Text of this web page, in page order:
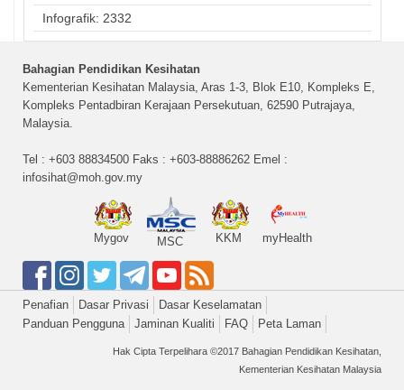
Infografik: 2332
Bahagian Pendidikan Kesihatan
Kementerian Kesihatan Malaysia, Aras 1-3, Blok E10, Kompleks E,
Kompleks Pentadbiran Kerajaan Persekutuan, 62590 Putrajaya,
Malaysia.
Tel : +603 88834500 Faks : +603-88886262 Emel :
infosihat@moh.gov.my
Mygov MSC KKM myHealth
Penafian Dasar Privasi
Dasar Keselamatan
Panduan Pengguna
Jaminan Kualiti FAQ Peta Laman
Hak Cipta Terpelihara ©2017 Bahagian Pendidikan Kesihatan,
Kementerian Kesihatan Malaysia